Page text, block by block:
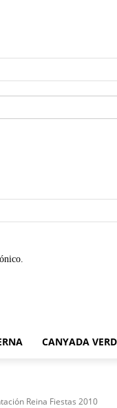
CANYADA
Reina Fiestas 2010